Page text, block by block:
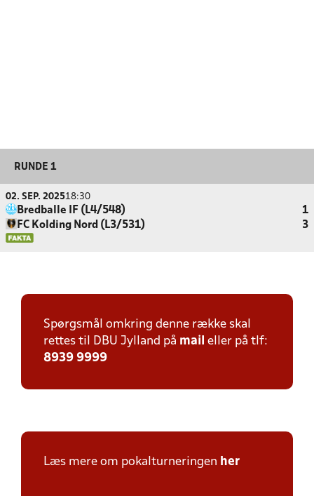
RUNDE 1
02. SEP. 202518:30
Bredballe IF (L4/548)
1
FC Kolding Nord (L3/531)
3
Spørgsmål omkring denne række skal
rettes til DBU Jylland på mail eller på tlf:
8939 9999
Læs mere om pokalturneringen her